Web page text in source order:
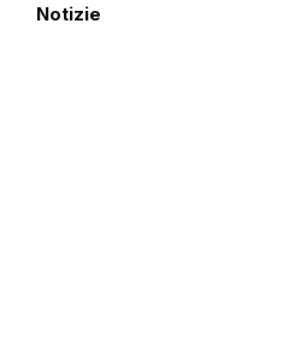
Notizie